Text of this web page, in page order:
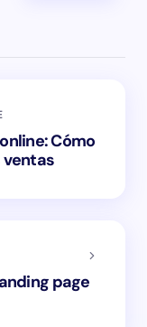
Cómo
ventas
page